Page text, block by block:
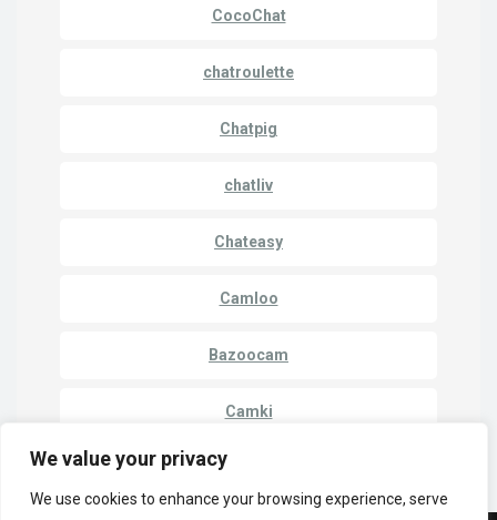
We value your privacy
We use cookies to enhance your browsing experience, serve
CocoChat
chatroulette
Chatpig
chatliv
Chateasy
Camloo
Bazoocam
Camki